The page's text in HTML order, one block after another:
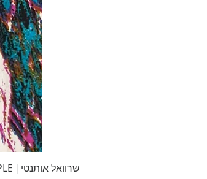
שרוואל אותנטי| M\L | PURPLE